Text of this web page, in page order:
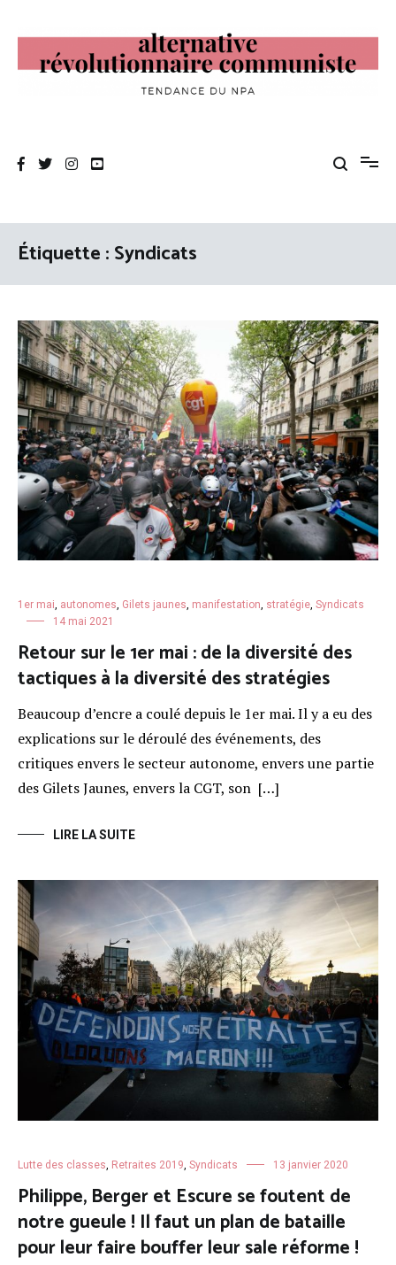
contenu
Étiquette :Syndicats
1er mai, autonomes, Gilets jaunes, manifestation, stratégie, Syndicats
14 mai 2021
Retour sur le 1er mai : de la diversité des
tactiques à la diversité des stratégies
Beaucoup d’encre a coulé depuis le 1er mai. Il y a eu des
explications sur le déroulé des événements, des
critiques envers le secteur autonome, envers une partie
des Gilets Jaunes, envers la CGT, son […]
LIRE LA SUITE
Lutte des classes, Retraites 2019, Syndicats 13 janvier 2020
Philippe, Berger et Escure se foutent de
notre gueule ! Il faut un plan de bataille
pour leur faire bouffer leur sale réforme !